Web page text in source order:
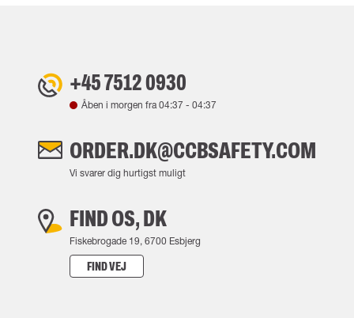
+45 7512 0930
Åben i morgen fra04:37 - 04:37
ORDER.DK@CCBSAFETY.COM
Vi svarer dig hurtigst muligt
FIND OS, DK
Fiskebrogade 19, 6700 Esbjerg
FIND VEJ